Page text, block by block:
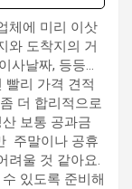
체에 미리 이삿
와 도착지의 거
사날짜, 등등…
빨리 가격 견적
더 합리적으로
산 보통 공과금
주말이나 공휴
려울 것 같아요.
있도록 준비해